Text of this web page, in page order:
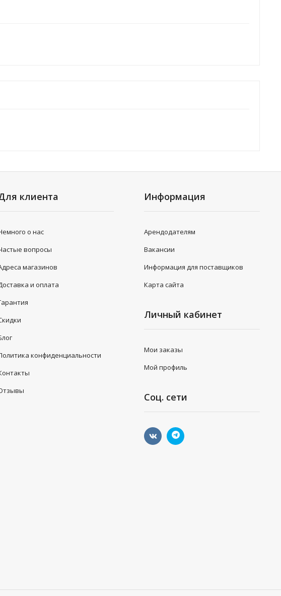
клиента
о нас
вопросы
магазинов
и оплата
конфиденциальности
Информация
Арендодателям
Вакансии
Информация для поставщиков
Карта сайта
Личный кабинет
Мои заказы
Мой профиль
Соц. сети